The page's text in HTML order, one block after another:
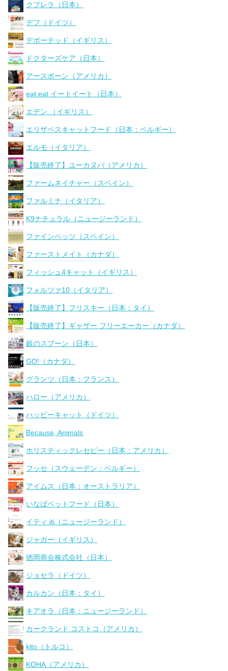
クプレラ（日本）
デフ（ドイツ）
デボーテッド（イギリス）
ドクターズケア（日本）
アースボーン（アメリカ）
eat eat イートイート（日本）
エデン （イギリス）
エリザベスキャットフード（日本：ベルギー）
エルモ（イタリア）
【販売終了】ユーカヌバ（アメリカ）
ファームネイチャー（スペイン）
ファルミナ（イタリア）
K9ナチュラル（ニュージーランド）
ファインペッツ（スペイン）
ファーストメイト（カナダ）
フィッシュ4キャット（イギリス）
フォルツァ10（イタリア）
【販売終了】フリスキー（日本：タイ）
【販売終了】ギャザー フリーエーカー（カナダ）
銀のスプーン（日本）
GO!（カナダ）
グランツ（日本：フランス）
ハロー（アメリカ）
ハッピーキャット（ドイツ）
Because, Animals
ホリスティックレセピー（日本：アメリカ）
フッセ（スウェーデン：ベルギー）
アイムス（日本：オーストラリア）
いなばペットフード（日本）
イティ iti（ニュージーランド）
ジャガー（イギリス）
徳岡商会株式会社（日本）
ジョセラ（ドイツ）
カルカン（日本：タイ）
キアオラ（日本：ニュージーランド）
カークランド コストコ（アメリカ）
kito（トルコ）
KOHA（アメリカ）